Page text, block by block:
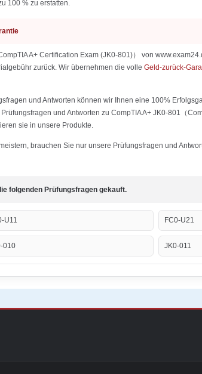
100 % zu erstatten.
A+ Certification Exam (JK0-801)） von
zurück. Wir übernehmen die volle Geld-zurück-
und Antworten können wir Ihnen eine 100%
und Antworten zu CompTIA A+ JK0-801（
sie in unsere Produkte.
brauchen Sie nur unsere Prüfungsfragen und
folgenden Prüfungsfragen gekauft.
U11 FC0-U21
010 JK0-011